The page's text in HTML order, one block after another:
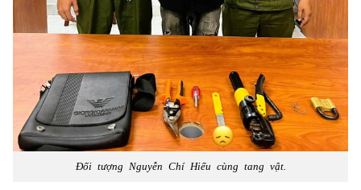
Đối tượng Nguyễn Chí Hiếu cùng tang vật.